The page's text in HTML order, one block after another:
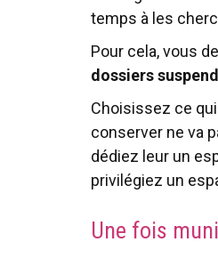
temps à les
Pour cela, vous
dossiers
Choisissez ce
conserver ne va
dédiez leur un
privilégiez un
Une fois